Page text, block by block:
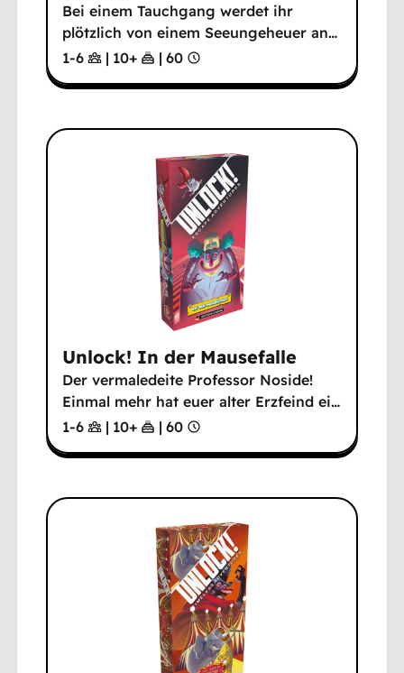
Bei einem Tauchgang werdet ihr
plötzlich von einem Seeungeheuer an…
1-6
| 10+ | 60
Unlock! In der Mausefalle
Der vermaledeite Professor Noside!
Einmal mehr hat euer alter Erzfeind ei…
1-6
| 10+ | 60